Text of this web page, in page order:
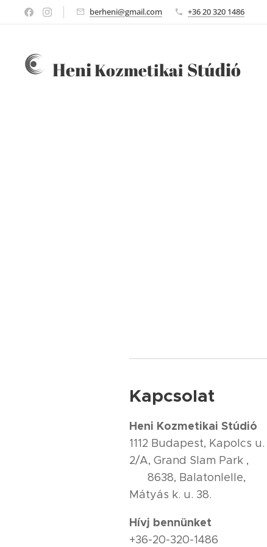
berheni@gmail.com +36 20 320 1486
HeniKozmetikaiStúdió
Kapcsolat
Heni Kozmetikai Stúdió
1112 Budapest, Kapolcs u.
2/A, Grand Slam Park ,
8638, Balatonlelle,
Mátyás k. u. 38.
Hívj bennünket
+36-20-320-1486